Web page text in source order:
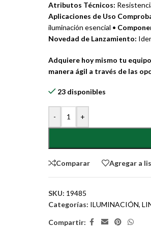
Atributos Técnicos:
Aplicaciones de Uso
iluminación esencial •
Novedad de Lanzamiento:
Adquiere hoy mismo tu
manera ágil a través de las
23 disponibles
- +
Comparar Agregar a
SKU: 19485
Categorías: ILUMINACIÓN,
Compartir: